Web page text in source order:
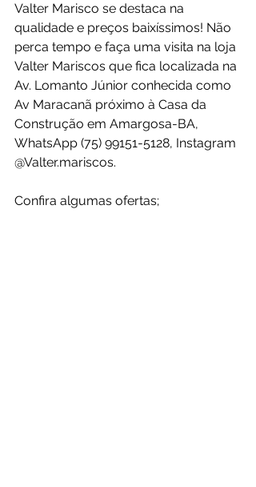
Valter Marisco se destaca na
qualidade e preços baixíssimos! Não
perca tempo e faça uma visita na loja
Valter Mariscos que fica localizada na
Av. Lomanto Júnior conhecida como
Av Maracanã próximo à Casa da
Construção em Amargosa-BA,
WhatsApp (75) 99151-5128, Instagram
@Valter.mariscos.
Confira algumas ofertas;